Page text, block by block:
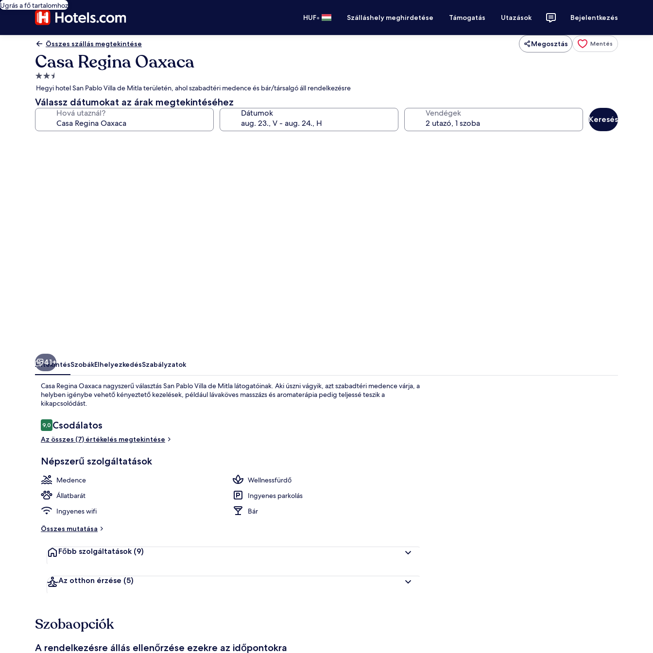
Ugrás a fő tartalomhoz
HUF• Szálláshely meghirdetése Támogatás Utazások Bejelentkezés
Összes szállás megtekintése Megosztás Mentés
Casa Regina Oaxaca
2.5
csillagos
szálláshely
Hegyi hotel San Pablo Villa de Mitla területén, ahol szabadtéri medence és bár/társalgó áll rendelkezésre
Válassz dátumokat az árak megtekintéséhez
Hová utaznál? Dátumok Vendégek
Keresés
41+
ÁttekintésSzobákElhelyezkedésSzabályzatok
Casa Regina Oaxaca nagyszerű választás San Pablo Villa de Mitla látogatóinak. Aki úszni vágyik, azt szabadtéri medence várja, a
helyben igénybe vehető kényeztető kezelések, például lávaköves masszázs és aromaterápia pedig teljessé teszik a
kikapcsolódást.
Értékelések
9,09,0 ennyiből: 10
Csodálatos
Az összes (7) értékelés megtekintése
Népszerű szolgáltatások
Medence
Wellnessfürdő
Állatbarát
Ingyenes parkolás
Ingyenes wifi
Bár
Összes mutatása
Főbb szolgáltatások (9)
Az otthon érzése (5)
Szobaopciók
A rendelkezésre állás ellenőrzése ezekre az időpontokra